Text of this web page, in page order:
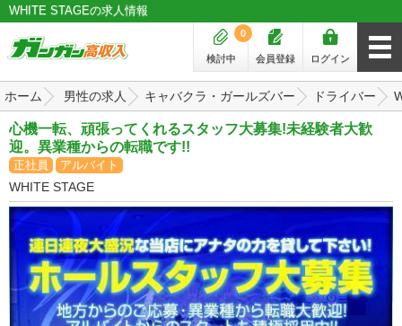
WHITE STAGEの求人情報
ログイン
会員登録
検討中
0
ホーム 男性の求人 キャバクラ・ガールズバー ドライバー
心機一転、頑張ってくれるスタッフ大募集!未経験者大歓
迎。異業種からの転職です!!
正社員 アルバイト
WHITE STAGE